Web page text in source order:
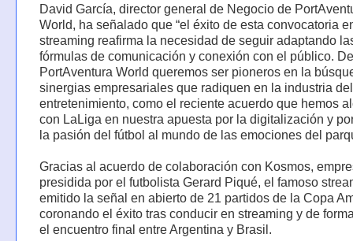
David García, director general de Negocio de
World, ha señalado que “el éxito de esta convocatoria
streaming reafirma la necesidad de seguir adaptando
fórmulas de comunicación y conexión con el público.
PortAventura World queremos ser pioneros en la
sinergias empresariales que radiquen en la industria
entretenimiento, como el reciente acuerdo que hemos
con LaLiga en nuestra apuesta por la digitalización y
la pasión del fútbol al mundo de las emociones del
Gracias al acuerdo de colaboración con Kosmos,
presidida por el futbolista Gerard Piqué, el famoso
emitido la señal en abierto de 21 partidos de la Copa
coronando el éxito tras conducir en streaming y de
el encuentro final entre Argentina y Brasil.